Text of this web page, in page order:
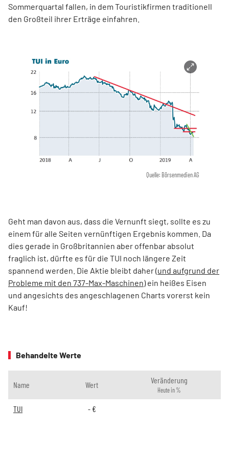
Sommerquartal fallen, in dem Touristikfirmen traditionell
den Großteil ihrer Erträge einfahren.
Quelle: Börsenmedien AG
Geht man davon aus, dass die Vernunft siegt, sollte es zu
einem für alle Seiten vernünftigen Ergebnis kommen. Da
dies gerade in Großbritannien aber offenbar absolut
fraglich ist, dürfte es für die TUI noch längere Zeit
spannend werden. Die Aktie bleibt daher (und aufgrund der
Probleme mit den 737-Max-Maschinen) ein heißes Eisen
und angesichts des angeschlagenen Charts vorerst kein
Kauf!
Behandelte Werte
Name Wert Veränderung
Heute in %
TUI -€